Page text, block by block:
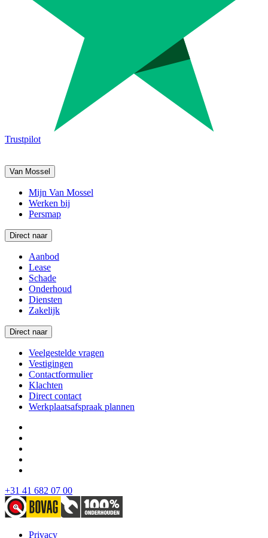
Trustpilot
Van Mossel
Mijn Van Mossel
Werken bij
Persmap
Direct naar
Aanbod
Lease
Schade
Onderhoud
Diensten
Zakelijk
Direct naar
Veelgestelde vragen
Vestigingen
Contactformulier
Klachten
Direct contact
Werkplaatsafspraak plannen
+31 41 682 07 00
Privacy